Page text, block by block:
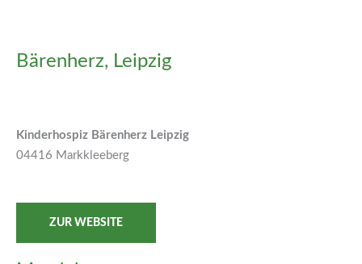
Bärenherz, Leipzig
Kinderhospiz Bärenherz Leipzig
04416 Markkleeberg
ZUR WEBSITE